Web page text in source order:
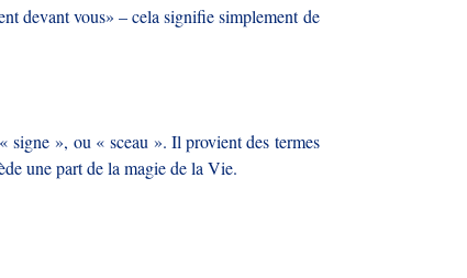
devant vous» – cela signifie simplement de
signe », ou « sceau ». Il provient des termes
une part de la magie de la Vie.